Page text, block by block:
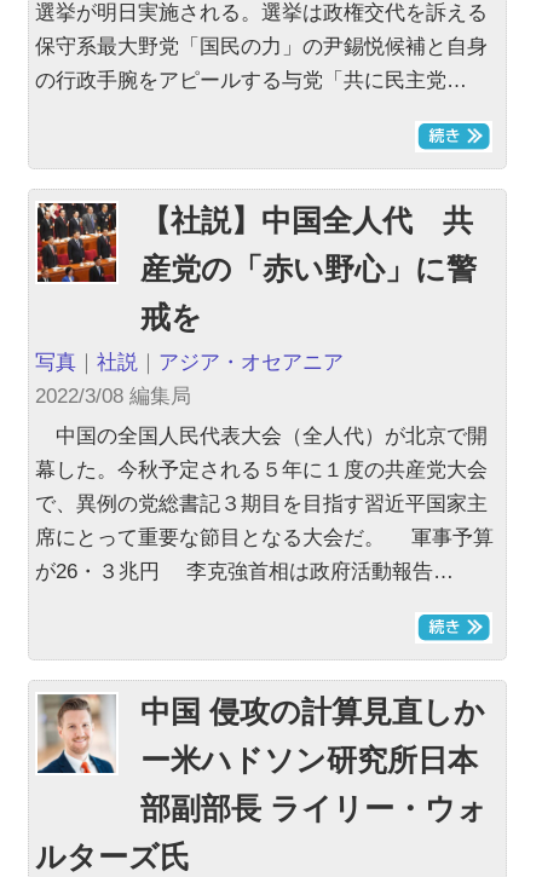
選挙が明日実施される。選挙は政権交代を訴える
保守系最大野党「国民の力」の尹錫悦候補と自身
の行政手腕をアピールする与党「共に民主党…
【社説】中国全人代 共
産党の「赤い野心」に警
戒を
写真 ｜社説 ｜ アジア・オセアニア
2022/3/08 編集局
中国の全国人民代表大会（全人代）が北京で開
幕した。今秋予定される５年に１度の共産党大会
で、異例の党総書記３期目を目指す習近平国家主
席にとって重要な節目となる大会だ。 軍事予算
が26・３兆円 李克強首相は政府活動報告…
中国 侵攻の計算見直しか
ー米ハドソン研究所日本
部副部長 ライリー・ウォ
ルターズ氏